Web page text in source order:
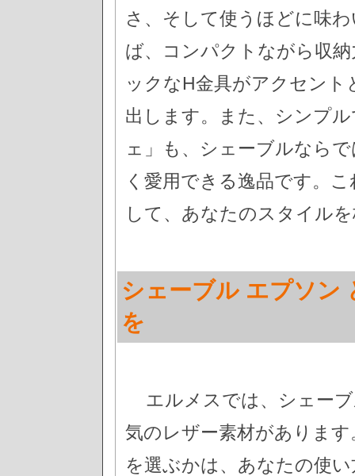
さ、そして使うほどに味
ば、コンパクトながら収
ックなH金具がアクセン
出します。また、シンプ
ェ」も、シェーブルなら
く愛用できる逸品です。
して、あなたのスタイル
シェーブル エプソン
を
エルメスでは、シェー
気のレザー素材がありま
を選ぶかは、あなたの使